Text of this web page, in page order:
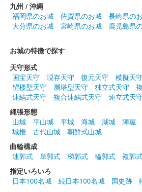
九州 / 沖縄
福岡県のお城
佐賀県のお城 長崎県の
大分県のお城
宮崎県のお城 鹿児島県
お城の特徴で探す
天守形式
国宝天守
現存天守 復元天守 模擬天
望楼型天守
層塔型天守 独立式天守
連結式天守
複合連結式天守
連立式天
縄張形態
山城
平山城 平城 海城 湖城 陣屋
城柵
古代山城
朝鮮式山城
曲輪構成
連郭式
単郭式 梯郭式 輪郭式 複郭
指定いろいろ
日本100名城
続日本100名城 国史跡